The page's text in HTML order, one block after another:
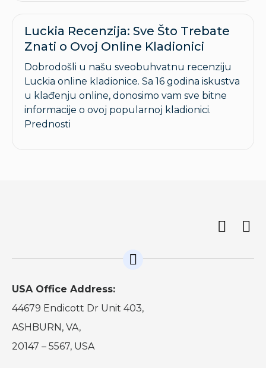
Luckia Recenzija: Sve Što Trebate
Znati o Ovoj Online Kladionici
Dobrodošli u našu sveobuhvatnu recenziju
Luckia online kladionice. Sa 16 godina iskustva
u klađenju online, donosimo vam sve bitne
informacije o ovoj popularnoj kladionici.
Prednosti
USA Office Address:
44679 Endicott Dr Unit 403,
ASHBURN, VA,
20147 – 5567, USA